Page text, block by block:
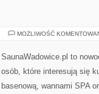
MOŻLIWOŚĆ
SaunaWadowice.pl to
osób, które interesują się
basenową, wannami SPA